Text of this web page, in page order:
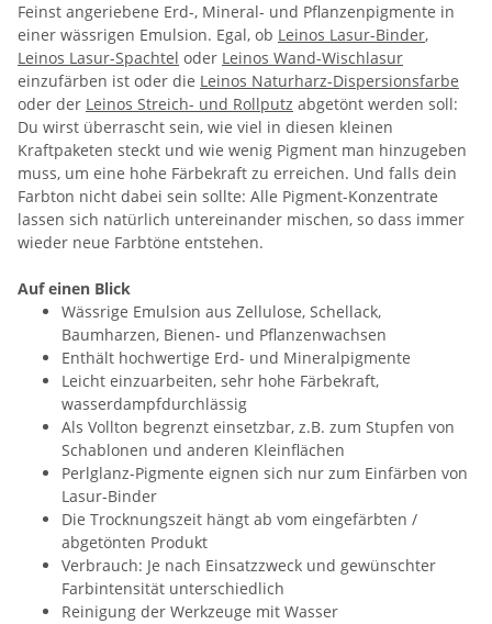
Feinst angeriebene Erd-, Mineral- und Pflanzenpigmente in
einer wässrigen Emulsion. Egal, ob Leinos Lasur-Binder,
Leinos Lasur-Spachtel oder Leinos Wand-Wischlasur
einzufärben ist oder die Leinos Naturharz-Dispersionsfarbe
oder der Leinos Streich- und Rollputz abgetönt werden soll:
Du wirst überrascht sein, wie viel in diesen kleinen
Kraftpaketen steckt und wie wenig Pigment man hinzugeben
muss, um eine hohe Färbekraft zu erreichen. Und falls dein
Farbton nicht dabei sein sollte: Alle Pigment-Konzentrate
lassen sich natürlich untereinander mischen, so dass immer
wieder neue Farbtöne entstehen.
Auf einen Blick
Wässrige Emulsion aus Zellulose, Schellack,
Baumharzen, Bienen- und Pflanzenwachsen
Enthält hochwertige Erd- und Mineralpigmente
Leicht einzuarbeiten, sehr hohe Färbekraft,
wasserdampfdurchlässig
Als Vollton begrenzt einsetzbar, z.B. zum Stupfen von
Schablonen und anderen Kleinflächen
Perlglanz-Pigmente eignen sich nur zum Einfärben von
Lasur-Binder
Die Trocknungszeit hängt ab vom eingefärbten /
abgetönten Produkt
Verbrauch: Je nach Einsatzzweck und gewünschter
Farbintensität unterschiedlich
Reinigung der Werkzeuge mit Wasser